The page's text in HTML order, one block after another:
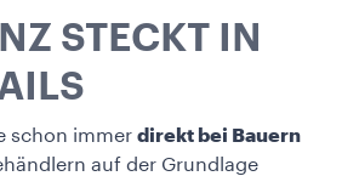
STECKT IN
schon immer direkt bei Bauern
auf der Grundlage